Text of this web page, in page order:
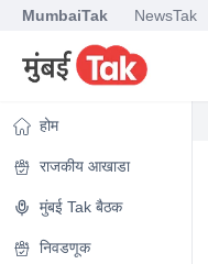
MumbaiTak NewsTak
होम
राजकीय आखाडा
मुंबई Tak बैठक
निवडणूक